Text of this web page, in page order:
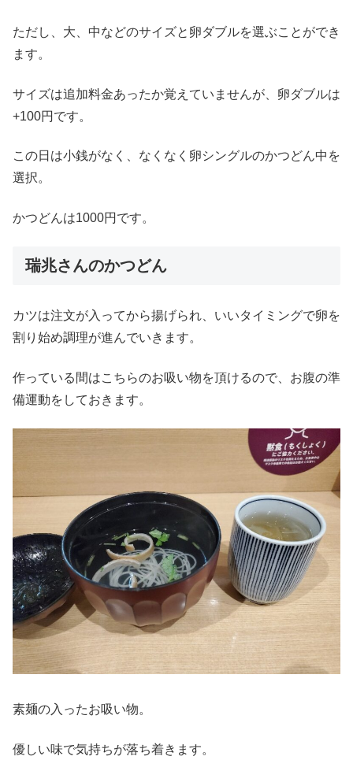
ただし、大、中などのサイズと卵ダブルを選ぶことができ
ます。
サイズは追加料金あったか覚えていませんが、卵ダブルは
+100円です。
この日は小銭がなく、なくなく卵シングルのかつどん中を
選択。
かつどんは1000円です。
瑞兆さんのかつどん
カツは注文が入ってから揚げられ、いいタイミングで卵を
割り始め調理が進んでいきます。
作っている間はこちらのお吸い物を頂けるので、お腹の準
備運動をしておきます。
素麺の入ったお吸い物。
優しい味で気持ちが落ち着きます。